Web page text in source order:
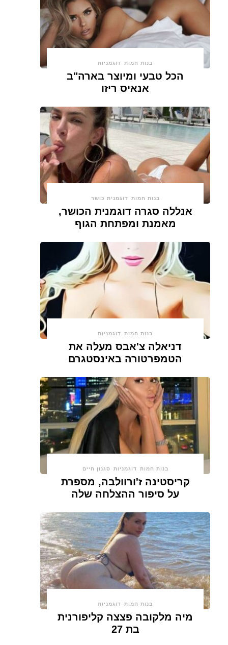
בנות חמות דוגמניות
הכל טבעי ומיוצר בארה"ב
אנאיס ריזו
בנות חמות דוגמנית כושר
אנללה סגרה דוגמנית הכושר,
מאמנת ומפתחת הגוף
בנות חמות דוגמניות
דניאלה צ'אבס מעלה את
הטמפרטורה באינסטגרם
בנות חמות דוגמניות סגנון חיים
קריסטינה ז'ורוולבה, מספרת
על סיפור ההצלחה שלה
בנות חמות דוגמניות
מיה מלקובה פצצה קליפורנית
בת 27